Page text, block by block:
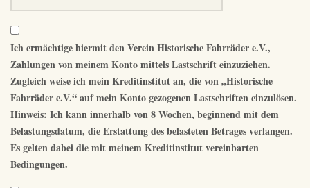
Ich ermächtige hiermit den Verein Historische Fahrräder e.V.,
Zahlungen von meinem Konto mittels Lastschrift einzuziehen.
Zugleich weise ich mein Kreditinstitut an, die von „Historische
Fahrräder e.V.“ auf mein Konto gezogenen Lastschriften einzulösen.
Hinweis: Ich kann innerhalb von 8 Wochen, beginnend mit dem
Belastungsdatum, die Erstattung des belasteten Betrages verlangen.
Es gelten dabei die mit meinem Kreditinstitut vereinbarten
Bedingungen.